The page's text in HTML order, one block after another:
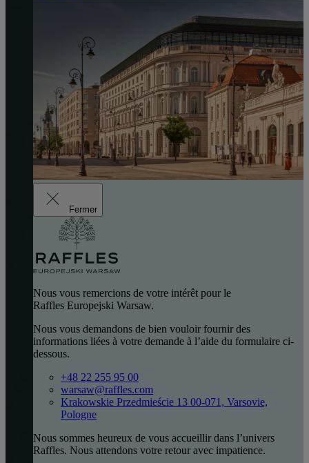
Fermer
Nous vous remercions de votre intérêt pour le
Raffles Europejski Warsaw.
Nous vous demandons de bien vouloir fournir des
informations liées à votre demande à l’aide du formulaire ci-
dessous.
+48 22 255 95 00
warsaw@raffles.com
Krakowskie Przedmieście 13 00-071, Varsovie,
Pologne
Nous sommes heureux de vous accueillir dans l’univers
Raffles. Nous attendons votre retour avec impatience.